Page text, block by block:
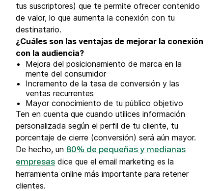
tus suscriptores) que te permite ofrecer contenido
de valor, lo que aumenta la conexión con tu
destinatario.
¿Cuáles son las ventajas de mejorar la conexión
con la audiencia?
Mejora del posicionamiento de marca en la
mente del consumidor
Incremento de la tasa de conversión y las
ventas recurrentes
Mayor conocimiento de tu público objetivo
Ten en cuenta que cuando utilices información
personalizada según el perfil de tu cliente, tu
porcentaje de cierre (conversión) será aún mayor.
De hecho, un 80% de pequeñas y medianas
empresas dice que el email marketing es la
herramienta online más importante para retener
clientes.